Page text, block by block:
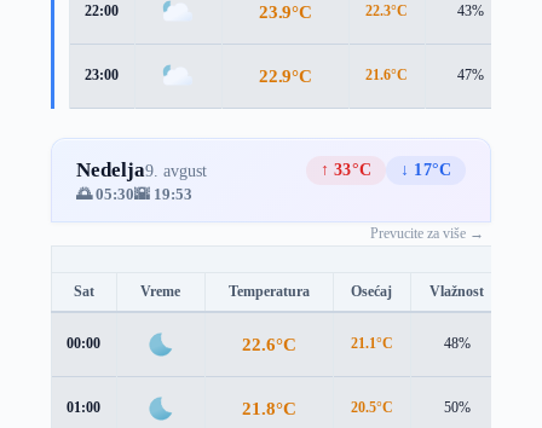
22:00 23.9°C 22.3°C 43%
23:00 22.9°C 21.6°C 47%
Nedelja9. avgust ↑ 33°C
↓ 17°C
🌅 05:30🌇 19:53
Prevucite za više →
Sat Vreme Temperatura Osećaj Vlažnost
00:00 22.6°C 21.1°C 48%
01:00 21.8°C 20.5°C 50%